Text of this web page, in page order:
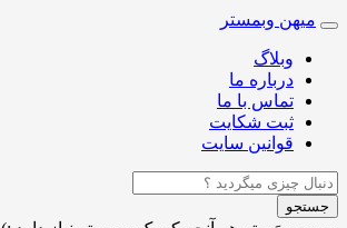
Toggle
navigation
میهن وبمستر
وبلاگ
درباره ما
تماس با ما
ثبت شکایت
قوانین سایت
جستجو